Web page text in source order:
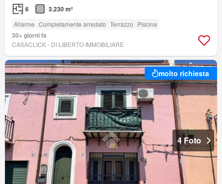
6 3.230 m²
Allarme Completamente arredato Terrazzo Piscina
30+ giorni fa
CASACLICK - DI LIBERTO IMMOBILIARE
molto richiesta
4 Foto